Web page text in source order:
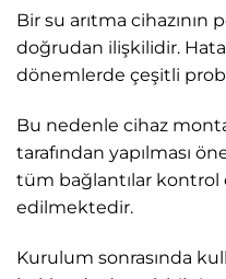
Bir su arıtma
doğrudan ilişkilidir.
dönemlerde çeşitli
Bu nedenle cihaz
tarafından yapılması
tüm bağlantılar
edilmektedir.
Kurulum sonrasında